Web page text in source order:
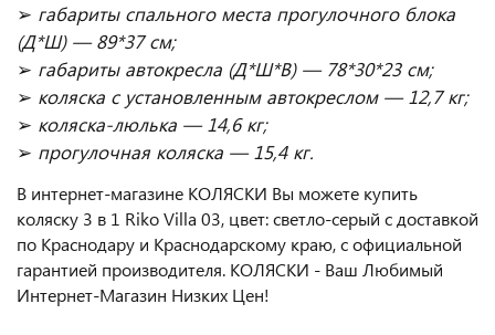
➢ габариты спального места прогулочного блока
(Д*Ш) — 89*37 см;
➢ габариты автокресла (Д*Ш*В) — 78*30*23 см;
➢ коляска с установленным автокреслом — 12,7 кг;
➢ коляска-люлька — 14,6 кг;
➢ прогулочная коляска — 15,4 кг.
В интернет-магазине КОЛЯСКИ Вы можете купить
коляску 3 в 1 Riko Villa 03, цвет: светло-серый с доставкой
по Краснодару и Краснодарскому краю, с официальной
гарантией производителя. КОЛЯСКИ - Ваш Любимый
Интернет-Магазин Низких Цен!